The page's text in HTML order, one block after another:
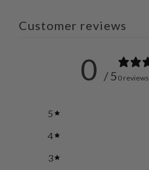
Customer reviews
0 / 5 0 reviews
5
4
3